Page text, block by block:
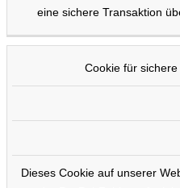
eine sichere Transaktion
Cookie für
Dieses Cookie auf unserer